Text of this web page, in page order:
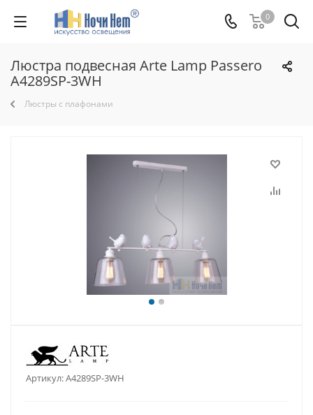
0
Люстра подвесная Arte Lamp Passero
A4289SP-3WH
Люстры с плафонами
Артикул:A4289SP-3WH